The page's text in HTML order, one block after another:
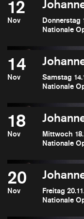
12
Nov
Donnerstag
Nationale
14
Nov
Samstag
Nationale
18
Nov
Mittwoch
Nationale
20
Nov
Freitag
Nationale